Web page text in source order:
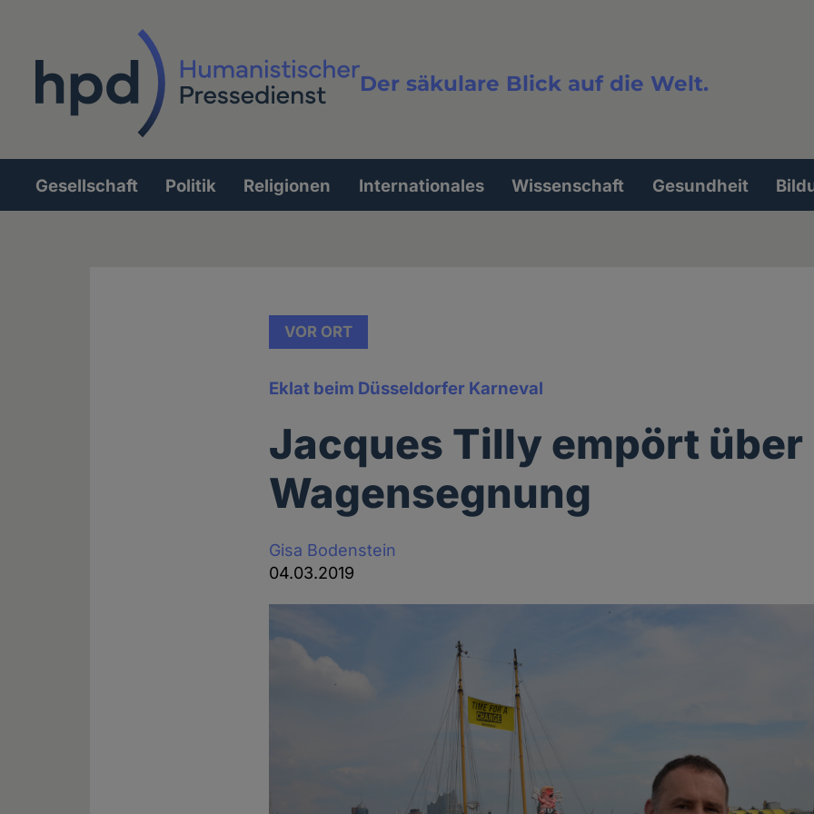
Der säkulare Blick auf die Welt.
Volltextsuche
Hauptnavigation
Gesellschaft Politik Religionen Internationales Wissenschaft Gesundheit
VOR ORT
Eklat beim Düsseldorfer Karneval
Jacques Tilly empört über
Wagensegnung
Gisa Bodenstein
04.03.2019